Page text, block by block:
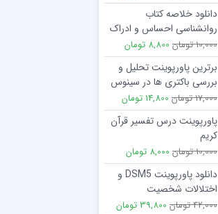
دانلود خلاصه کتاب
روانشناسی احساس و ادراک
دکتر منیژه کرباسی
10,000 تومان 8,800 تومان
برترین پاورپوینت تحلیل و
بررسی باکتری ها در سینوس
های بینی
17,000 تومان 14,800 تومان
پاورپوینت درس تفسیر قرآن
کریم
10,000 تومان 8,000 تومان
دانلود پاورپوینت DSM5 و
اختلالات شخصیت
42,000 تومان 39,800 تومان